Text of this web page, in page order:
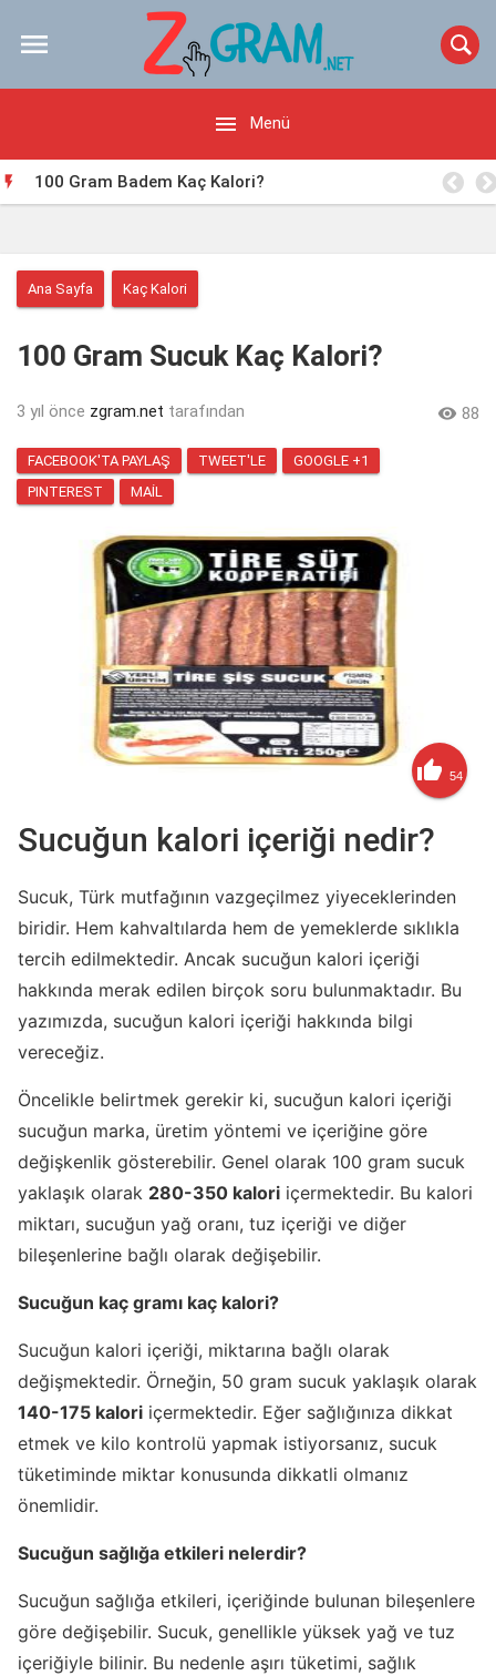

 Menü
 100 Gram Badem Kaç Kalori?
Ana Sayfa Kaç Kalori
100 Gram Sucuk Kaç Kalori?
3 yıl önce zgram.net tarafından  88
FACEBOOK'TA PAYLAŞ TWEET'LE
GOOGLE +1
PINTEREST
MAIL
 54
Sucuğun kalori içeriği nedir?
Sucuk, Türk mutfağının vazgeçilmez yiyeceklerinden
biridir. Hem kahvaltılarda hem de yemeklerde sıklıkla
tercih edilmektedir. Ancak sucuğun kalori içeriği
hakkında merak edilen birçok soru bulunmaktadır. Bu
yazımızda, sucuğun kalori içeriği hakkında bilgi
vereceğiz.
Öncelikle belirtmek gerekir ki, sucuğun kalori içeriği
sucuğun marka, üretim yöntemi ve içeriğine göre
değişkenlik gösterebilir. Genel olarak 100 gram sucuk
yaklaşık olarak 280-350 kalori içermektedir. Bu kalori
miktarı, sucuğun yağ oranı, tuz içeriği ve diğer
bileşenlerine bağlı olarak değişebilir.
Sucuğun kaç gramı kaç kalori?
Sucuğun kalori içeriği, miktarına bağlı olarak
değişmektedir. Örneğin, 50 gram sucuk yaklaşık olarak
140-175 kalori içermektedir. Eğer sağlığınıza dikkat
etmek ve kilo kontrolü yapmak istiyorsanız, sucuk
tüketiminde miktar konusunda dikkatli olmanız
önemlidir.
Sucuğun sağlığa etkileri nelerdir?
Sucuğun sağlığa etkileri, içeriğinde bulunan bileşenlere
göre değişebilir. Sucuk, genellikle yüksek yağ ve tuz
içeriğiyle bilinir. Bu nedenle aşırı tüketimi, sağlık